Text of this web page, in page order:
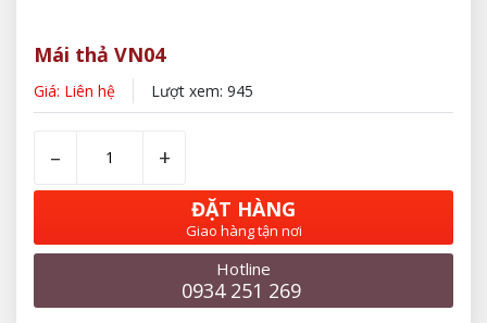
Mái thả VN04
Giá: Liên hệ Lượt xem: 945
– +
ĐẶT HÀNG
Giao hàng tận nơi
Hotline
0934 251 269